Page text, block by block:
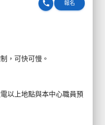
報名
phone
，可快可慢。
電以上地點與本中心職員預